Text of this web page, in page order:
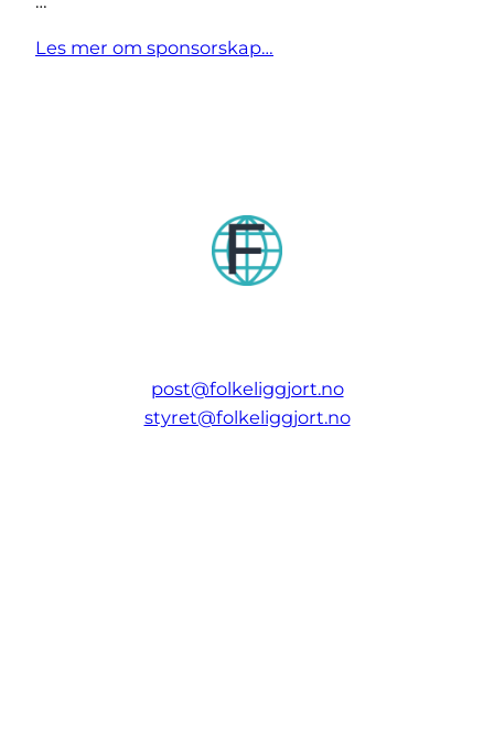
Les mer om sponsorskap…
post@folkeliggjort.no
styret@folkeliggjort.no